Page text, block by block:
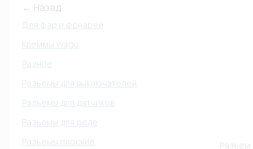
← Назад
Для фар и фонарей
Клеммы Wago
Разное
Разъемы для выключателей
Разъемы для датчиков
Разъемы для реле
Разъемы плоские